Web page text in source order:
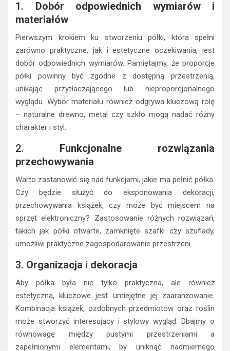
1. Dobór odpowiednich wymiarów i
materiałów
Pierwszym krokiem ku stworzeniu półki, która spełni
zarówno praktyczne, jak i estetyczne oczekiwania, jest
dobór odpowiednich wymiarów. Pamiętajmy, że proporcje
półki powinny być zgodne z dostępną przestrzenią,
unikając przytłaczającego lub nieproporcjonalnego
wyglądu. Wybór materiału również odgrywa kluczową rolę
– naturalne drewno, metal czy szkło mogą nadać różny
charakter i styl.
2. Funkcjonalne rozwiązania
przechowywania
Warto zastanowić się nad funkcjami, jakie ma pełnić półka.
Czy będzie służyć do eksponowania dekoracji,
przechowywania książek, czy może być miejscem na
sprzęt elektroniczny? Zastosowanie różnych rozwiązań,
takich jak półki otwarte, zamknięte szafki czy szuflady,
umożliwi praktyczne zagospodarowanie przestrzeni.
3. Organizacja i dekoracja
Aby półka była nie tylko praktyczna, ale również
estetyczna, kluczowe jest umiejętne jej zaaranżowanie.
Kombinacja książek, ozdobnych przedmiotów oraz roślin
może stworzyć interesujący i stylowy wygląd. Dbajmy o
równowagę między pustymi przestrzeniami a
zapełnionymi elementami, by uniknąć nadmiernego